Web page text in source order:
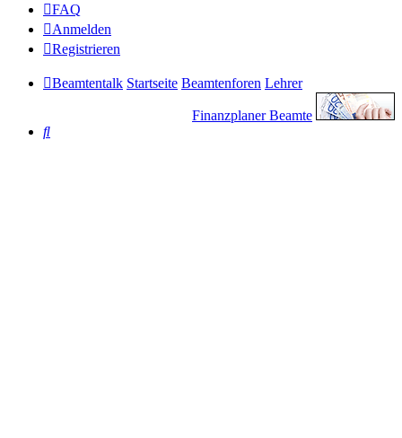
FAQ
Anmelden
Registrieren
Beamtentalk Startseite Beamtenforen Lehrer
Finanzplaner Beamte
Suche